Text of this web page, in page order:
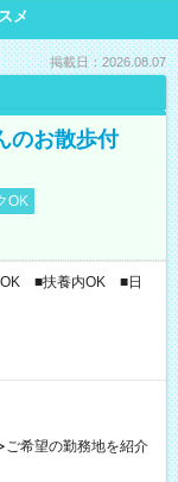
メ
掲載日：2026.08.07
のお散歩付
OK
OK ■扶養内OK ■日
希望の勤務地を紹介